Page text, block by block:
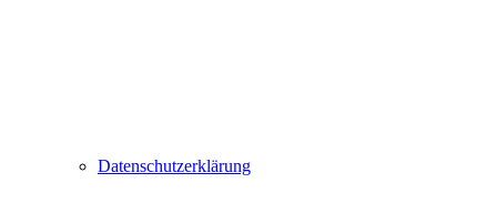
Datenschutzerklärung